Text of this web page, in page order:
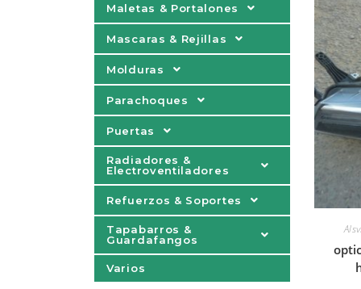
Maletas & Portalones
Mascaras & Rejillas
Molduras
Parachoques
Puertas
Radiadores &
Electroventiladores
Refuerzos & Soportes
Tapabarros &
Guardafangos
Varios